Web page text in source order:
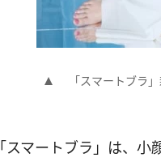
「スマートブラ
「スマートブラ」は、